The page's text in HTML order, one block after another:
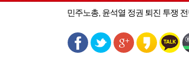
민주노총, 윤석열 정권 퇴진 투쟁